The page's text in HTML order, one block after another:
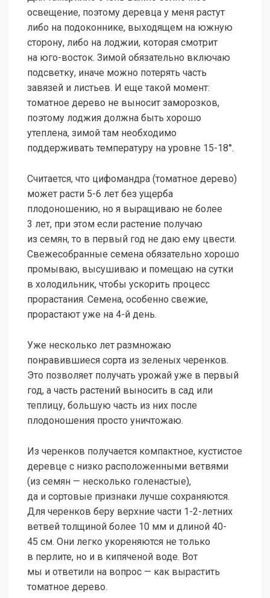
освещение, поэтому деревца у меня растут
либо на подоконнике, выходящем на южную
сторону, либо на лоджии, которая смотрит
на юго-восток. Зимой обязательно включаю
подсветку, иначе можно потерять часть
завязей и листьев. И еще такой момент:
томатное дерево не выносит заморозков,
поэтому лоджия должна быть хорошо
утеплена, зимой там необходимо
поддерживать температуру на уровне 15-18°.
Считается, что цифомандра (томатное дерево)
может расти 5-6 лет без ущерба
плодоношению, но я выращиваю не более
3 лет, при этом если растение получаю
из семян, то в первый год не даю ему цвести.
Свежесобранные семена обязательно хорошо
промываю, высушиваю и помещаю на сутки
в холодильник, чтобы ускорить процесс
прорастания. Семена, особенно свежие,
прорастают уже на 4-й день.
Уже несколько лет размножаю
понравившиеся сорта из зеленых черенков.
Это позволяет получать урожай уже в первый
год, а часть растений выносить в сад или
теплицу, большую часть из них после
плодоношения просто уничтожаю.
Из черенков получается компактное, кустистое
деревце с низко расположенными ветвями
(из семян — несколько голенастые),
да и сортовые признаки лучше сохраняются.
Для черенков беру верхние части 1-2-летних
ветвей толщиной более 10 мм и длиной 40-
45 см. Они легко укореняются не только
в перлите, но и в кипяченой воде. Вот
мы и ответили на вопрос — как вырастить
томатное дерево.